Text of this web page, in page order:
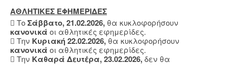
ΑΘΛΗΤΙΚΕΣ ΕΦΗΜΕΡΙΔΕΣ
 ΤοΣάββατο, 21.02.2026, θα κυκλοφορήσουν
κανονικά οι αθλητικές εφημερίδες.
 Την Κυριακή 22.02.2026, θα κυκλοφορήσουν
κανονικά οι αθλητικές εφημερίδες.
 Την Καθαρά Δευτέρα, 23.02.2026,δεν θα